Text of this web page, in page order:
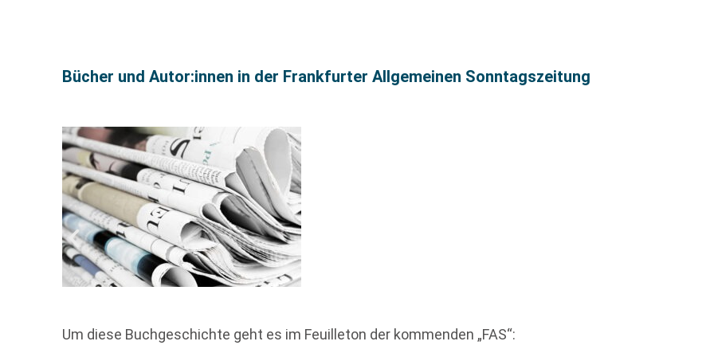
Bücher und Autor:innen in der Frankfurter Allgemeinen Sonntagszeitung
Um diese Buchgeschichte geht es im Feuilleton der kommenden „FAS“: